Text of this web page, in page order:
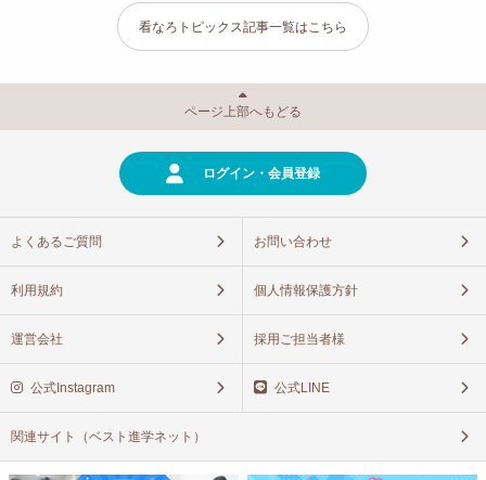
看なろトピックス記事一覧はこちら
ページ上部へもどる
ログイン・会員登録
よくあるご質問 お問い合わせ
利用規約 個人情報保護方針
運営会社 採用ご担当者様
公式Instagram 公式LINE
関連サイト（ベスト進学ネット）